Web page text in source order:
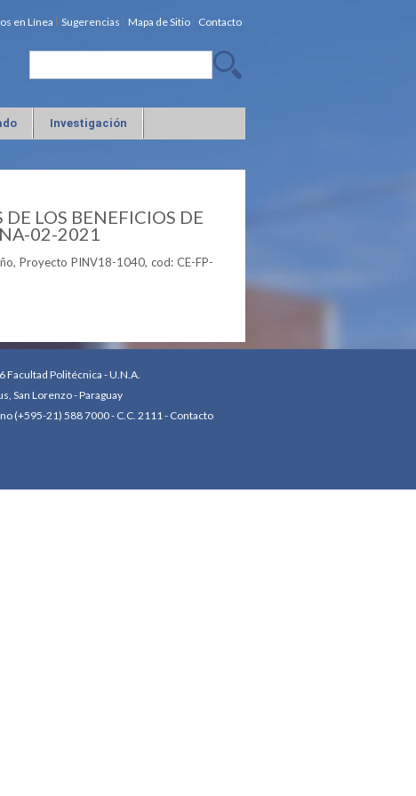
en Línea Sugerencias Mapa de Sitio Contacto
Investigación
LOS BENEFICIOS DE
02-2021
Proyecto PINV18-1040, cod: CE-FP-
Facultad Politécnica - U.N.A.
San Lorenzo - Paraguay
(+595-21) 588 7000 - C.C. 2111 - Contacto